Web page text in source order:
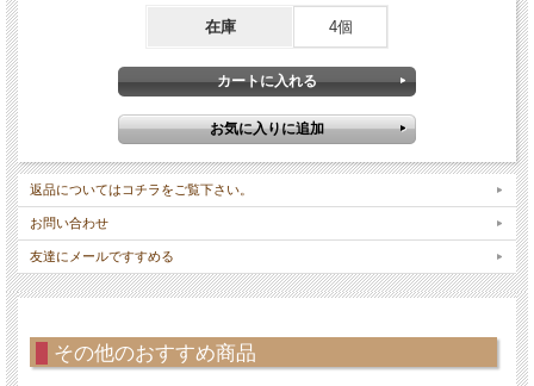
在庫 4個
返品についてはコチラをご覧下さい。
お問い合わせ
友達にメールですすめる
その他のおすすめ商品